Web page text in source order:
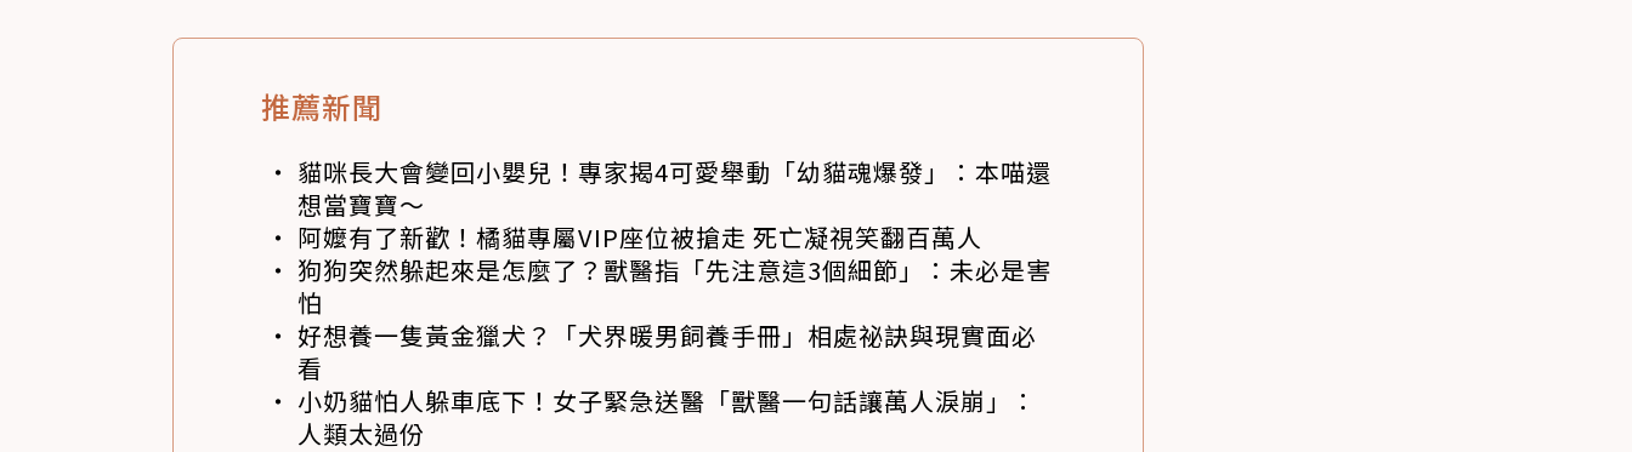
推薦新聞
貓咪長大會變回小嬰兒！專家揭4可愛舉動「幼貓魂爆發」：本喵還
想當寶寶～
阿嬤有了新歡！橘貓專屬VIP座位被搶走 死亡凝視笑翻百萬人
狗狗突然躲起來是怎麼了？獸醫指「先注意這3個細節」：未必是害
怕
好想養一隻黃金獵犬？「犬界暖男飼養手冊」相處祕訣與現實面必
看
小奶貓怕人躲車底下！女子緊急送醫「獸醫一句話讓萬人淚崩」：
人類太過份